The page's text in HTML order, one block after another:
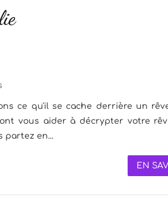
ce qu'il se cache derrière un
vous aider à décrypter votre
partez en...
EN